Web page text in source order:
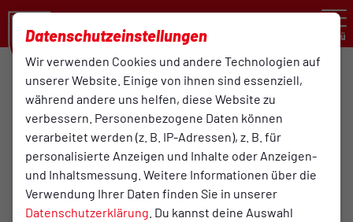
Datenschutzeinstellungen
Wir verwenden Cookies und andere Technologien auf
unserer Website. Einige von ihnen sind essenziell,
während andere uns helfen, diese Website zu
verbessern. Personenbezogene Daten können
verarbeitet werden (z. B. IP-Adressen), z. B. für
personalisierte Anzeigen und Inhalte oder Anzeigen-
und Inhaltsmessung. Weitere Informationen über die
Verwendung Ihrer Daten finden Sie in unserer
Datenschutzerklärung . Du kannst deine Auswahl
Menü
B-Junioren Bezirksliga QR3
B1-Jugend
Übersicht Funktionsteam Tabelle
Funktionsteam